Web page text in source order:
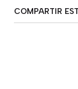
COMPARTIR